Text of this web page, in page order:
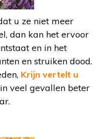
u ze niet meer
dan kan het ervoor
en in het
en struiken dood.
Krijn vertelt u
veel gevallen beter